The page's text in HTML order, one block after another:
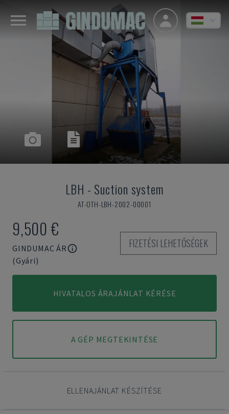
LBH - Suction system
AT-OTH-LBH-2002-00001
9,500 €
GINDUMAC ÁR
(Gyári)
FIZETÉSI LEHETŐSÉGEK
HIVATALOS ÁRAJÁNLAT KÉRÉSE
A GÉP MEGTEKINTÉSE
ELLENAJÁNLAT KÉSZÍTÉSE